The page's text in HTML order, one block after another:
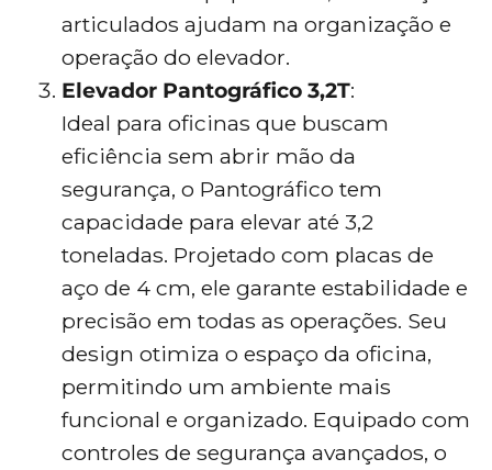
articulados ajudam na organização e
operação do elevador.
Elevador Pantográfico 3,2T:
Ideal para oficinas que buscam
eficiência sem abrir mão da
segurança, o Pantográfico tem
capacidade para elevar até 3,2
toneladas. Projetado com placas de
aço de 4 cm, ele garante estabilidade e
precisão em todas as operações. Seu
design otimiza o espaço da oficina,
permitindo um ambiente mais
funcional e organizado. Equipado com
controles de segurança avançados, o